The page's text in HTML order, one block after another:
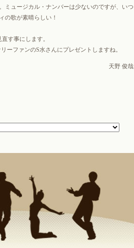
ュージカル・ナンバーは少ないのですが、いつ
の歌が素晴らしい！
す事にします。
ファンのS水さんにプレゼントしますね。
天野 俊哉